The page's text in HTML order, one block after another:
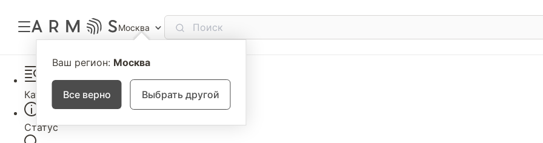
Москва
Ваш регион: Москва
Все верно Выбрать другой
Каталог
Статус